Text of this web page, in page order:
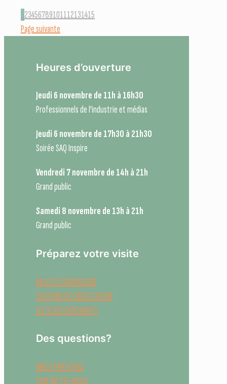
123456789101112131415
Page suivante
Heures d’ouverture
Jeudi 6 novembre de 11h à 16h30
Professionnels de l’industrie et médias
Jeudi 6 novembre de 17h30 à 21h30
Soirée SAQ Inspire
Vendredi 7 novembre de 14h à 21h
Grand public
Samedi 8 novembre de 13h à 21h
Grand public
Préparez votre visite
BILLETS D'ADMISSION
COUPONS DE DÉGUSTATION
LISTE DES EXPOSANTS
Des questions?
INFOS PRATIQUES
CONTACTEZ-NOUS